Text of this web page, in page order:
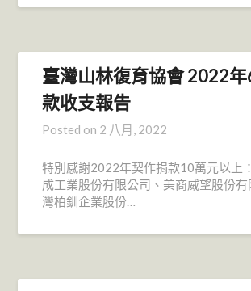
臺灣山林復育協會 2022
款收支報告
Posted on 2 八月, 2022
特別感謝2022年契作捐款10萬元以上
成工業股份有限公司、美商威望股份有
灣柏釧企業股份…